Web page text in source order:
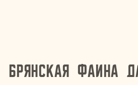
Брянская Фаина